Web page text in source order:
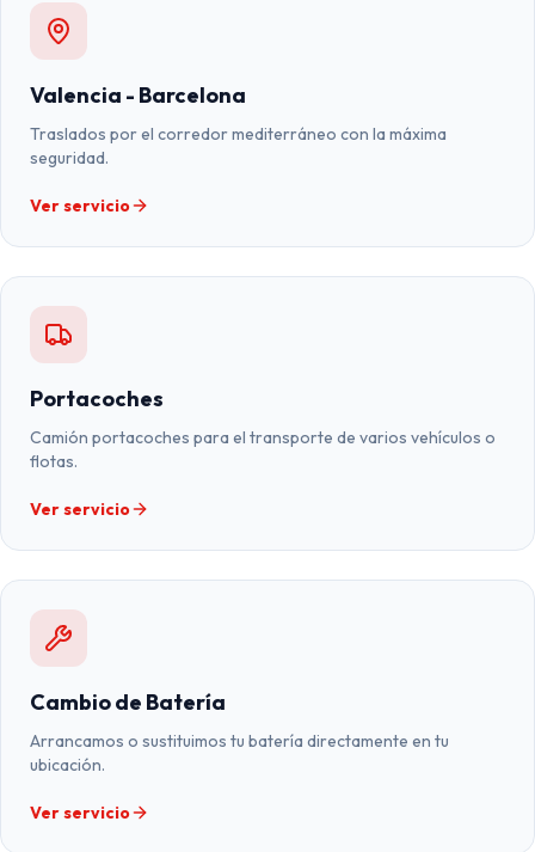
Valencia - Barcelona
Traslados por el corredor mediterráneo con la máxima
seguridad.
Ver servicio
Portacoches
Camión portacoches para el transporte de varios vehículos o
flotas.
Ver servicio
Cambio de Batería
Arrancamos o sustituimos tu batería directamente en tu
ubicación.
Ver servicio